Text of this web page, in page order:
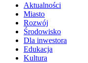
Aktualności
Miasto
Rozwój
Środowisko
Dla inwestora
Edukacja
Kultura